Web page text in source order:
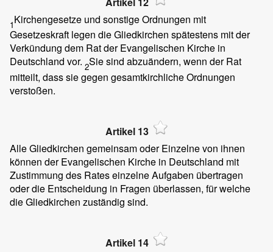
1Kirchengesetze und sonstige Ordnungen mit
Gesetzeskraft legen die Gliedkirchen spätestens mit der
Verkündung dem Rat der Evangelischen Kirche in
Deutschland vor. 2Sie sind abzuändern, wenn der Rat
mitteilt, dass sie gegen gesamtkirchliche Ordnungen
verstoßen.
Artikel 13
Alle Gliedkirchen gemeinsam oder Einzelne von ihnen
können der Evangelischen Kirche in Deutschland mit
Zustimmung des Rates einzelne Aufgaben übertragen
oder die Entscheidung in Fragen überlassen, für welche
die Gliedkirchen zuständig sind.
Artikel 14